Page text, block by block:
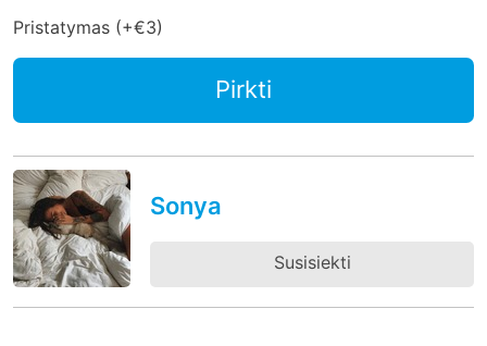
Pristatymas (+€3)
Pirkti
Sonya
Susisiekti